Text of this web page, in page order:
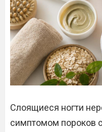
Слоящиеся ногти
симптомом пороков